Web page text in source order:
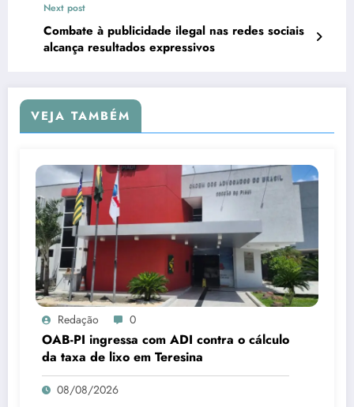
Next post
Combate à publicidade ilegal nas redes sociais
alcança resultados expressivos
VEJA TAMBÉM
Redação 0
OAB-PI ingressa com ADI contra o cálculo
da taxa de lixo em Teresina
08/08/2026